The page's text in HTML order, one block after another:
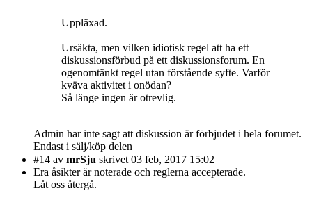
Uppläxad.
Ursäkta, men vilken idiotisk regel att ha ett
diskussionsförbud på ett diskussionsforum. En
ogenomtänkt regel utan förstående syfte. Varför
kväva aktivitet i onödan?
Så länge ingen är otrevlig.
Admin har inte sagt att diskussion är förbjudet i hela forumet.
Endast i sälj/köp delen
#14 av mrSju skrivet 03 feb, 2017 15:02
Era åsikter är noterade och reglerna accepterade.
Låt oss återgå.